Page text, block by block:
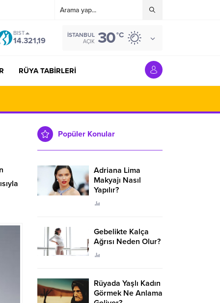
BIST
14.321,19
İSTANBUL
AÇIK 30°C
RÜYA TABİRLERİ
Popüler Konular
Adriana Lima
Makyajı Nasıl
Yapılır?
Gebelikte Kalça
Ağrısı Neden Olur?
Rüyada Yaşlı Kadın
Görmek Ne Anlama